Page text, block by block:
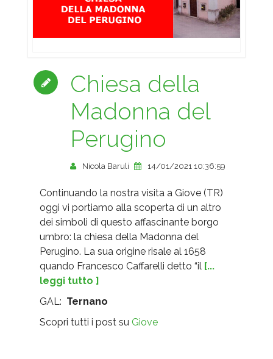
Chiesa della
Madonna del
Perugino
Nicola Baruli 14/01/2021 10:36:59
Continuando la nostra visita a Giove (TR)
oggi vi portiamo alla scoperta di un altro
dei simboli di questo affascinante borgo
umbro: la chiesa della Madonna del
Perugino. La sua origine risale al 1658
quando Francesco Caffarelli detto “il [...
leggi tutto ]
GAL: Ternano
Scopri tutti i post su Giove